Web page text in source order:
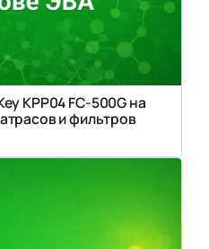
KPP04 FC-500G на
и фильтров